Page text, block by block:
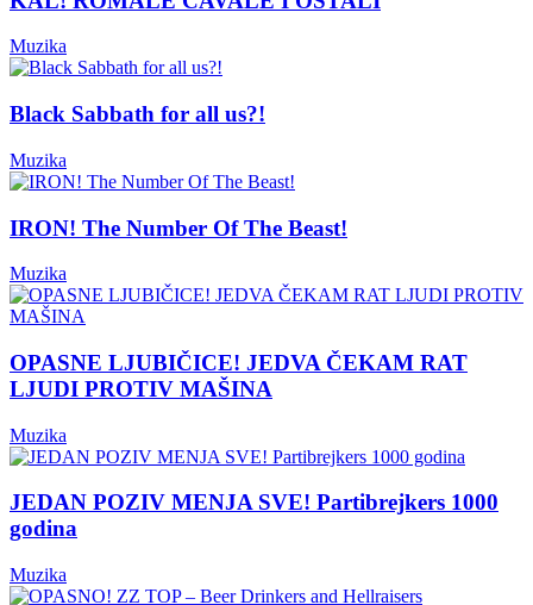
Muzika
Black Sabbath for all us?!
Muzika
IRON! The Number Of The Beast!
Muzika
OPASNE LJUBIČICE! JEDVA ČEKAM RAT
LJUDI PROTIV MAŠINA
Muzika
JEDAN POZIV MENJA SVE! Partibrejkers 1000
godina
Muzika